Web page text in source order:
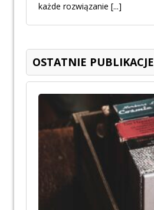
każde rozwiązanie [...]
OSTATNIE PUBLIKACJE